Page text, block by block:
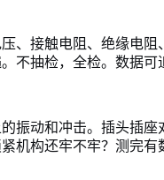
、接触电阻、绝缘电阻
不抽检，全检。数据可
振动和冲击。插头插
机构还牢不牢？测完有